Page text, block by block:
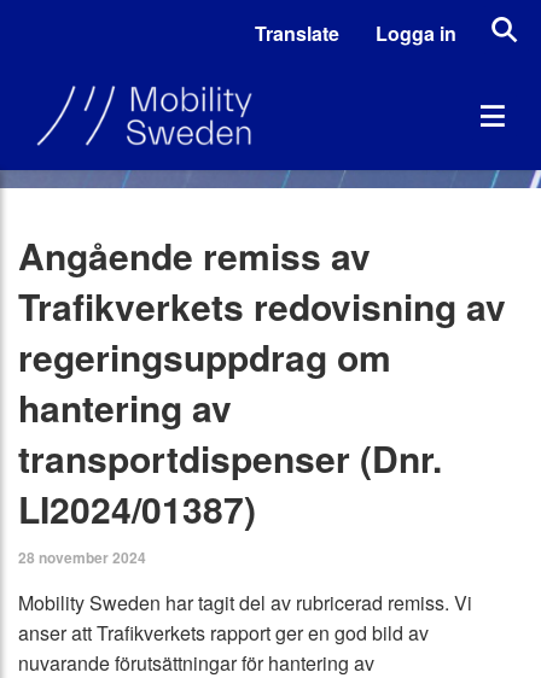
Translate Logga in
Angående remiss av
Trafikverkets redovisning av
regeringsuppdrag om
hantering av
transportdispenser (Dnr.
LI2024/01387)
28 november 2024
Mobility Sweden har tagit del av rubricerad remiss. Vi
anser att Trafikverkets rapport ger en god bild av
nuvarande förutsättningar för hantering av